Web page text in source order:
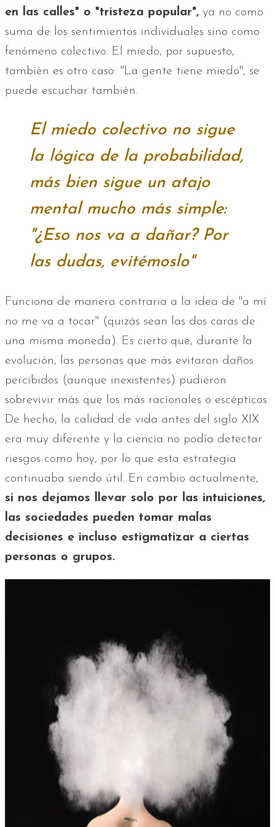
en las calles" o "tristeza popular", ya no como
suma de los sentimientos individuales sino como
fenómeno colectivo. El miedo, por supuesto,
también es otro caso: "La gente tiene miedo", se
puede escuchar también.
El miedo colectivo no sigue
la lógica de la probabilidad,
más bien sigue un atajo
mental mucho más simple:
"¿Eso nos va a dañar? Por
las dudas, evitémoslo"
Funciona de manera contraria a la idea de "a mí
no me va a tocar" (quizás sean las dos caras de
una misma moneda). Es cierto que, durante la
evolución, las personas que más evitaron daños
percibidos (aunque inexistentes) pudieron
sobrevivir más que los más racionales o escépticos.
De hecho, la calidad de vida antes del siglo XIX
era muy diferente y la ciencia no podía detectar
riesgos como hoy, por lo que esta estrategia
continuaba siendo útil. En cambio actualmente,
si nos dejamos llevar solo por las intuiciones,
las sociedades pueden tomar malas
decisiones e incluso estigmatizar a ciertas
personas o grupos.